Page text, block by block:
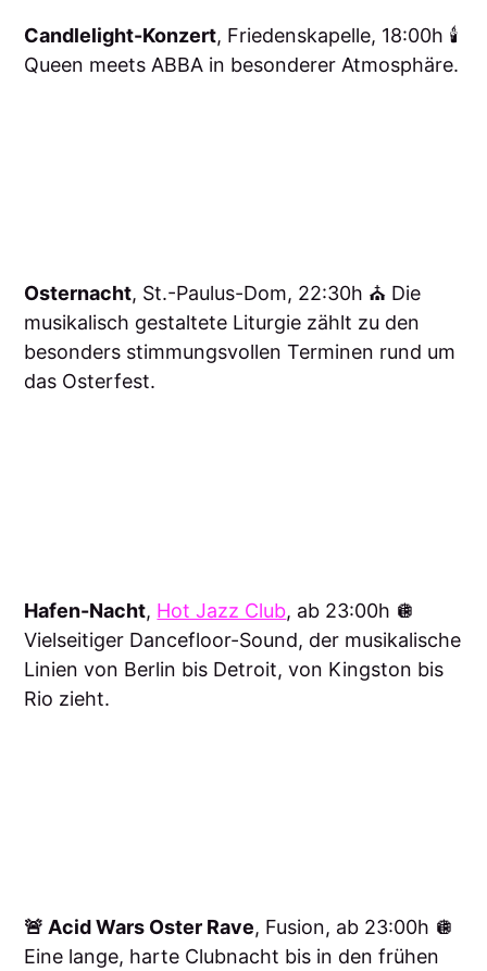
Candlelight-Konzert, Friedenskapelle, 18:00h 🕯️
Queen meets ABBA in besonderer Atmosphäre.
Osternacht, St.-Paulus-Dom, 22:30h ⛪️ Die
musikalisch gestaltete Liturgie zählt zu den
besonders stimmungsvollen Terminen rund um
das Osterfest.
Hafen-Nacht, Hot Jazz Club, ab 23:00h 🪩
Vielseitiger Dancefloor-Sound, der musikalische
Linien von Berlin bis Detroit, von Kingston bis
Rio zieht.
🚨 Acid Wars Oster Rave, Fusion, ab 23:00h 🪩
Eine lange, harte Clubnacht bis in den frühen